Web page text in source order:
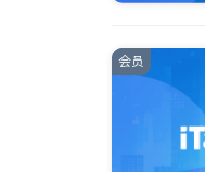
会员